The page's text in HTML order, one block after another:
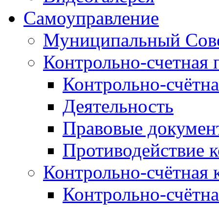
Самоуправление
Муниципальный
Контрольно-счетная
Контрольно-
Деятельность
Правовые
Противодействие
Контрольно-счётная
Контрольно-